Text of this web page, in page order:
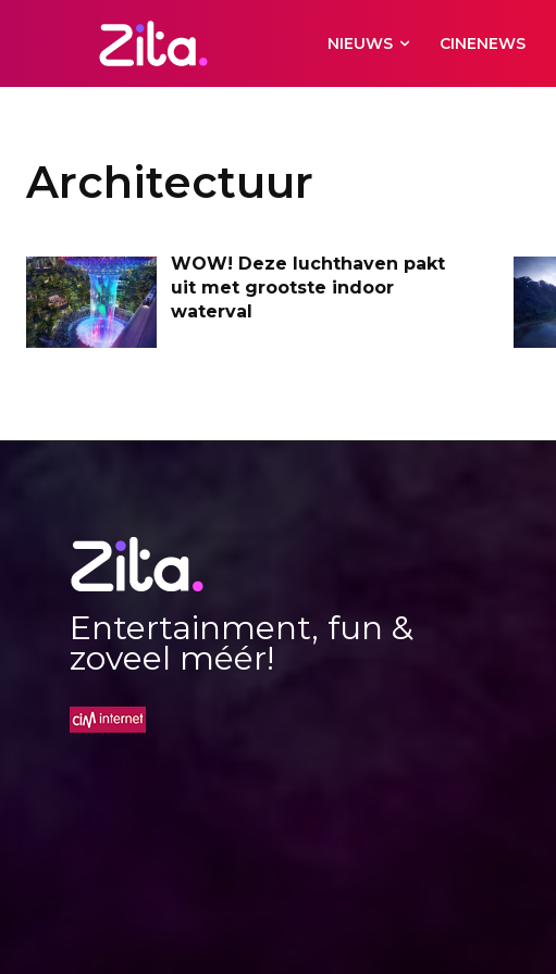
NIEUWS CINENEWS
Architectuur
WOW! Deze luchthaven pakt
uit met grootste indoor
waterval
Entertainment, fun &
zoveel méér!